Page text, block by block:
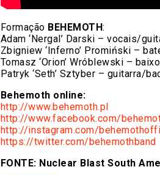
Formação BEHEMOTH:
Adam ‘Nergal’ Darski – vocais/
Zbigniew ‘Inferno’ Promiński –
Tomasz ‘Orion’ Wróblewski –
Patryk ‘Seth’ Sztyber – guitarra/
Behemoth online:
http://www.behemoth.pl
http://www.facebook.com/
http://instagram.com/
https://twitter.com/behemothband
FONTE: Nuclear Blast South